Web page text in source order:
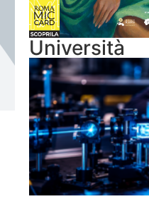
Università